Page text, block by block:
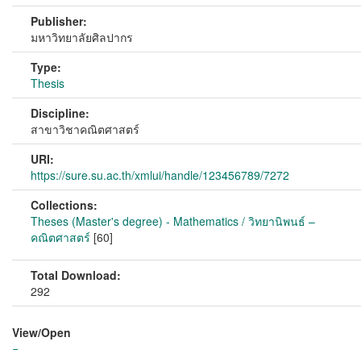
Publisher:
มหาวิทยาลัยศิลปากร
Type:
Thesis
Discipline:
สาขาวิชาคณิตศาสตร์
URI:
https://sure.su.ac.th/xmlui/handle/123456789/7272
Collections:
Theses (Master's degree) - Mathematics / วิทยานิพนธ์ –
คณิตศาสตร์ [60]
Total Download:
292
View/Open